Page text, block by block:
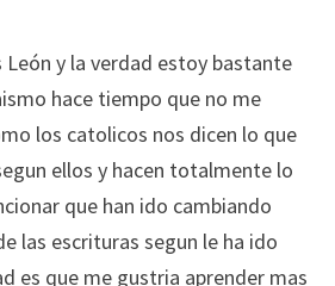
León y la verdad estoy bastante
hace tiempo que no me
los catolicos nos dicen lo que
ellos y hacen totalmente lo
que han ido cambiando
las escrituras segun le ha ido
es que me gustria aprender mas